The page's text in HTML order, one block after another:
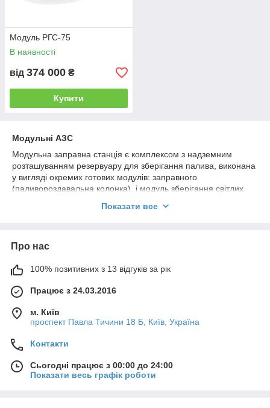
Модуль РГС-75
В наявності
від 374 000 ₴
Купити
Модульні АЗС
Модульна заправна станція є комплексом з надземним
розташуванням резервуару для зберігання палива, виконана
у вигляді окремих готових модулів: заправного
(паливороздавальна колонка), і модуль зберігання світлих
- рівнемір з датчиком густини
- сходи та оглядовий майданчик
- кришка люка з прокладкою
- лінія деаерації палива, дихальний клапан
- лінія наповнення паливом
- лінією видачі палива
кількість рукавів паливо роздавальної колонки може
змінюватись в залежності від вимог клієнта. Конструкція
модульної АЗС дозволяє значно скоротити час проектування
та будівництва заправки до кількох днів, розгорнути
Показати все
Про нас
100% позитивних з 13 відгуків за рік
Працює з 24.03.2016
м. Київ
проспект Павла Тичини 18 Б, Київ, Україна
Контакти
Сьогодні працює з 00:00 до 24:00
Показати весь графік роботи